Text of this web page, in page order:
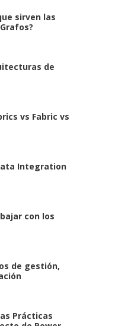
sirven las
de
vs Fabric vs
Integration
con los
de gestión,
Prácticas